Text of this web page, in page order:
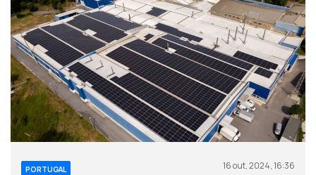
PORTUGAL 16 out, 2024, 16:36